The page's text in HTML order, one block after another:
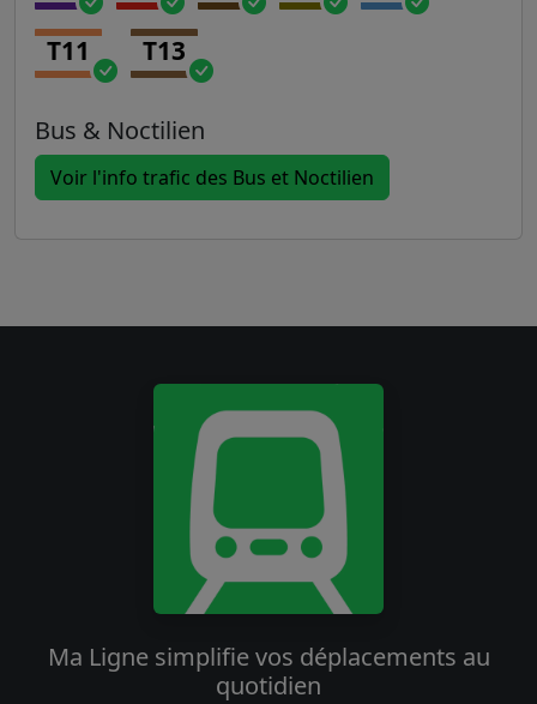
T11 T13
Bus & Noctilien
Voir l'info trafic des Bus et Noctilien
Ma Ligne simplifie vos déplacements au
quotidien